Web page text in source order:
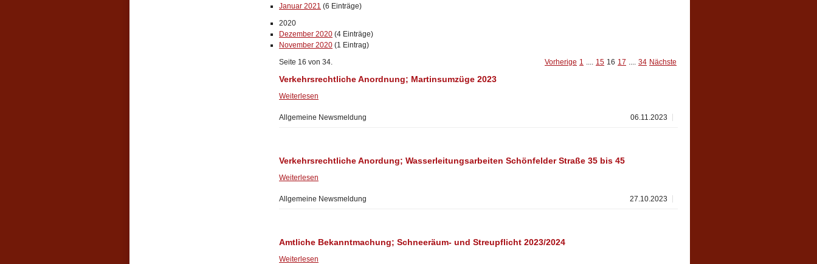
Januar 2021 (6 Einträge)
2020
Dezember 2020 (4 Einträge)
November 2020 (1 Eintrag)
Seite 16 von 34.
Vorherige 1 .... 15 16 17 .... 34 Nächste
Verkehrsrechtliche Anordnung; Martinsumzüge 2023
Weiterlesen
06.11.2023
Allgemeine Newsmeldung
Verkehrsrechtliche Anordung; Wasserleitungsarbeiten Schönfelder Straße 35 bis 45
Weiterlesen
27.10.2023
Allgemeine Newsmeldung
Amtliche Bekanntmachung; Schneeräum- und Streupflicht 2023/2024
Weiterlesen